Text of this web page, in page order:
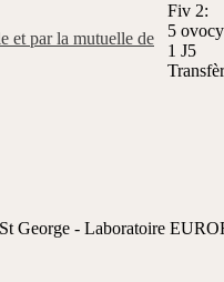
Fiv 2:
5
1 J5
George - Laboratoire
et par la mutuelle de